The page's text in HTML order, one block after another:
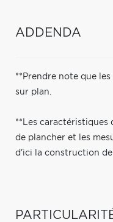
ADDENDA
**Prendre note que
sur plan.
**Les caractéristiques
de plancher et les
d'ici la construction